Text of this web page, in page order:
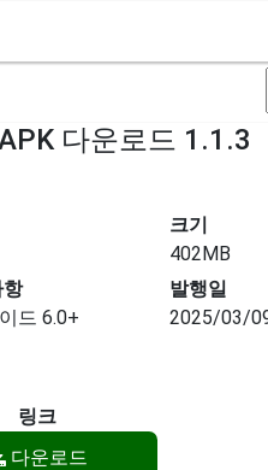
다운로드 1.1.3
크기
402MB
항
드 6.0+
발행일
2025/03/
링크
다운로드